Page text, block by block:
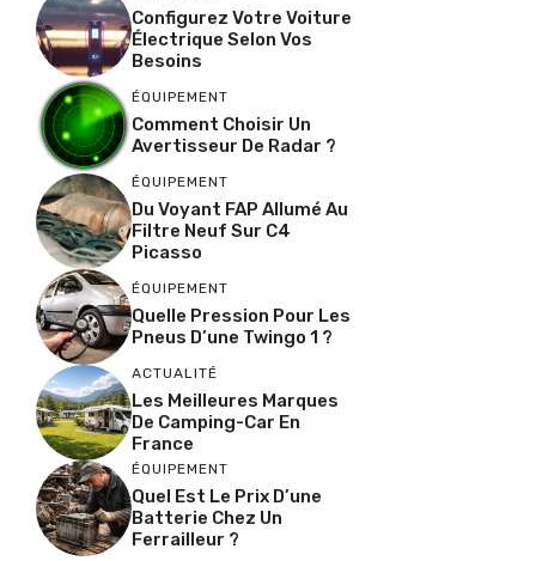
Configurez Votre Voiture
Électrique Selon Vos
Besoins
ÉQUIPEMENT
Comment Choisir Un
Avertisseur De Radar ?
ÉQUIPEMENT
Du Voyant FAP Allumé Au
Filtre Neuf Sur C4
Picasso
ÉQUIPEMENT
Quelle Pression Pour Les
Pneus D’une Twingo 1 ?
ACTUALITÉ
Les Meilleures Marques
De Camping-Car En
France
ÉQUIPEMENT
Quel Est Le Prix D’une
Batterie Chez Un
Ferrailleur ?